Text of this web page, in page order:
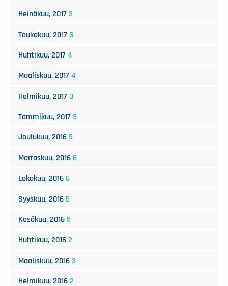
Heinäkuu, 2017 3
Toukokuu, 2017 3
Huhtikuu, 2017 4
Maaliskuu, 2017 4
Helmikuu, 2017 3
Tammikuu, 2017 3
Joulukuu, 2016 5
Marraskuu, 2016 6
Lokakuu, 2016 6
Syyskuu, 2016 5
Kesäkuu, 2016 5
Huhtikuu, 2016 2
Maaliskuu, 2016 3
Helmikuu, 2016 2